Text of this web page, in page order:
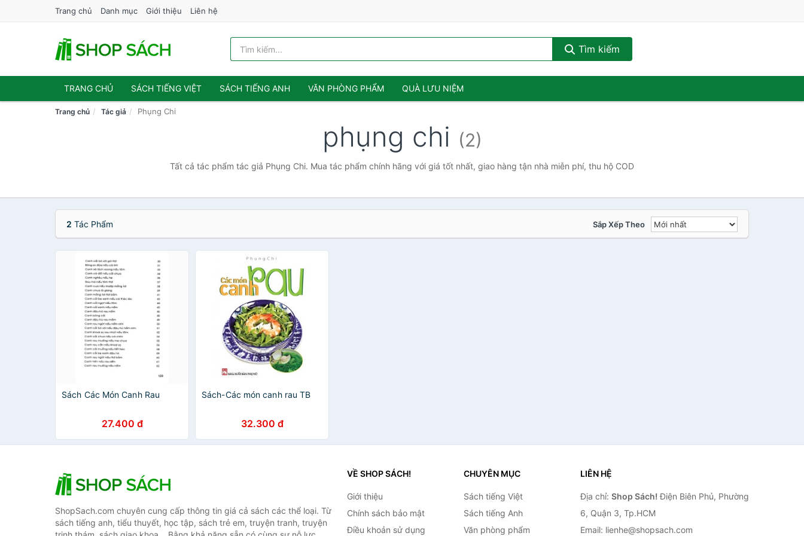
Trang chủ Danh mục Giới thiệu Liên hệ
Tìm kiếm
TRANG CHỦ SÁCH TIẾNG VIỆT SÁCH TIẾNG ANH VĂN PHÒNG PHẨM QUÀ LƯU NIỆM
Trang chủ Tác giả Phụng Chi
phụng chi (2)
Tất cả tác phẩm tác giả Phụng Chi. Mua tác phẩm chính hãng với giá tốt nhất, giao hàng tận nhà miễn phí, thu hộ COD
2 Tác Phẩm Sắp Xếp Theo
Sách Các Món Canh Rau
27.400 đ
Sách-Các món canh rau TB
32.300 đ
ShopSach.com chuyên cung cấp thông tin giá cả sách các thể loại. Từ
sách tiếng anh, tiểu thuyết, học tập, sách trẻ em, truyện tranh, truyện
VỀ SHOP SÁCH!
Giới thiệu
Chính sách bảo mật
Điều khoản sử dụng
CHUYÊN MỤC
Sách tiếng Việt
Sách tiếng Anh
Văn phòng phẩm
LIÊN HỆ
Địa chỉ: Shop Sách! Điện Biên Phủ, Phường
6, Quận 3, Tp.HCM
Email: lienhe@shopsach.com